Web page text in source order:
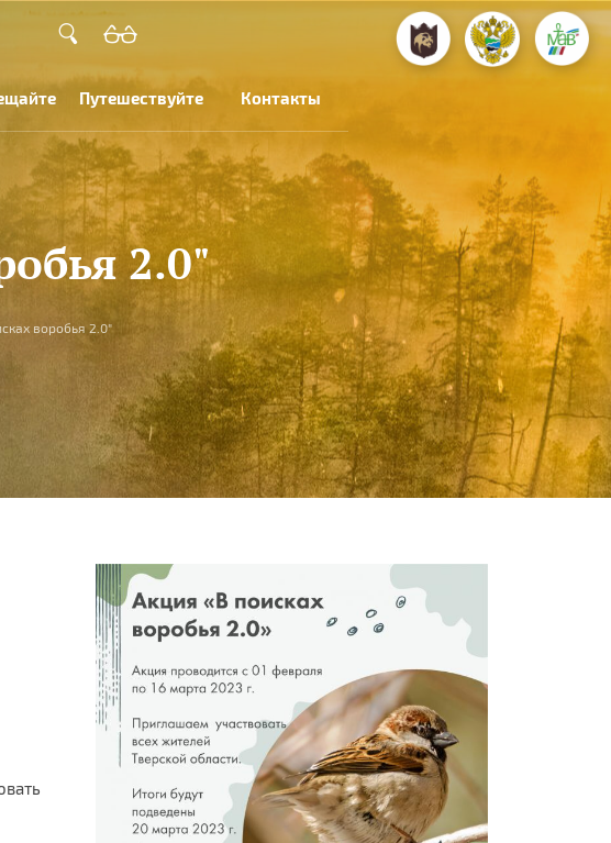
Путешествуйте Контакты
2.0"
воробья 2.0"